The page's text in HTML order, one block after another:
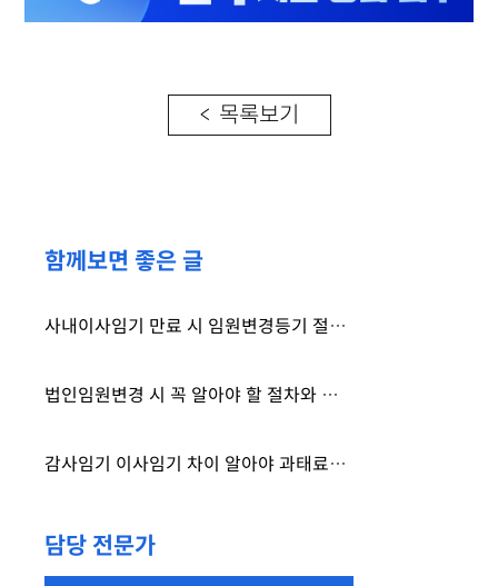
< 목록보기
함께보면 좋은 글
사내이사임기 만료 시 임원변경등기 절차는?
법인임원변경 시 꼭 알아야 할 절차와 준비사항
감사임기 이사임기 차이 알아야 과태료를 피합니다.
담당 전문가